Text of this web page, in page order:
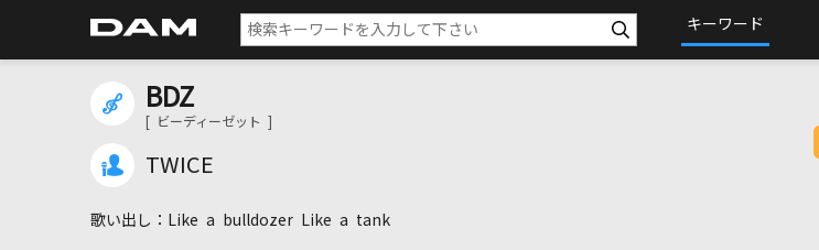
キーワード
BDZ
[ ビーディーゼット ]
TWICE
Like a bulldozer Like a tank